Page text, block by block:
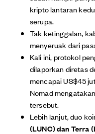
kripto lantaran
serupa.
Tak ketinggalan,
menyeruak dari
Kali ini, protokol
dilaporkan diretas
mencapai US$45
Nomad
tersebut.
Lebih lanjut, duo
(LUNC) dan Terra